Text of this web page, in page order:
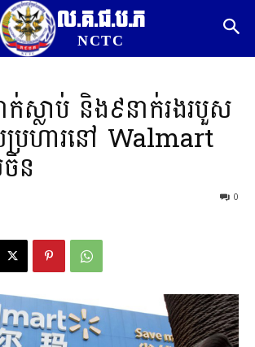
ល.គ.ជ.ប.ភ
NCTC
ស្លាប់ និង៩នាក់រងរបួស
យប្រហារនៅ Walmart
ន
0